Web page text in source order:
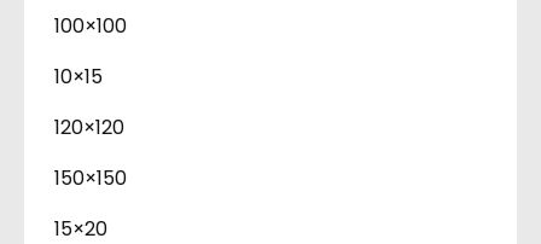
100×100
10×15
120×120
150×150
15×20